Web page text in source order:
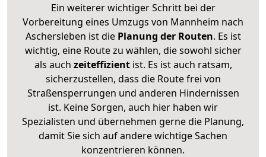
Ein weiterer wichtiger Schritt bei der
Vorbereitung eines Umzugs von Mannheim nach
Aschersleben ist diePlanung der Routen. Es ist
wichtig, eine Route zu wählen, die sowohl sicher
als auch zeiteffizientist. Es ist auch ratsam,
sicherzustellen, dass die Route frei von
Straßensperrungen und anderen Hindernissen
ist. Keine Sorgen, auch hier haben wir
Spezialisten und übernehmen gerne die Planung,
damit Sie sich auf andere wichtige Sachen
konzentrieren können.